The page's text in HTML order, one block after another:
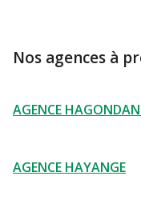
Nos agences à
AGENCE
AGENCE HAYANGE